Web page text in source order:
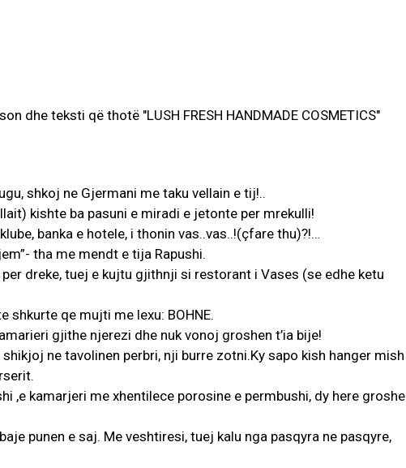
shkoj ne Gjermani me taku vellain e tij!..
kishte ba pasuni e miradi e jetonte per mrekulli!
banka e hotele, i thonin vas..vas..!(çfare thu)?!…
tha me mendt e tija Rapushi.
dreke, tuej e kujtu gjithnji si restorant i Vases (se edhe ketu
shkurte qe mujti me lexu: BOHNE.
gjithe njerezi dhe nuk vonoj groshen t’ia bije!
ne tavolinen perbri, nji burre zotni.Ky sapo kish hanger mish
,e kamarjeri me xhentilece porosine e permbushi, dy here groshe
punen e saj. Me veshtiresi, tuej kalu nga pasqyra ne pasqyre,